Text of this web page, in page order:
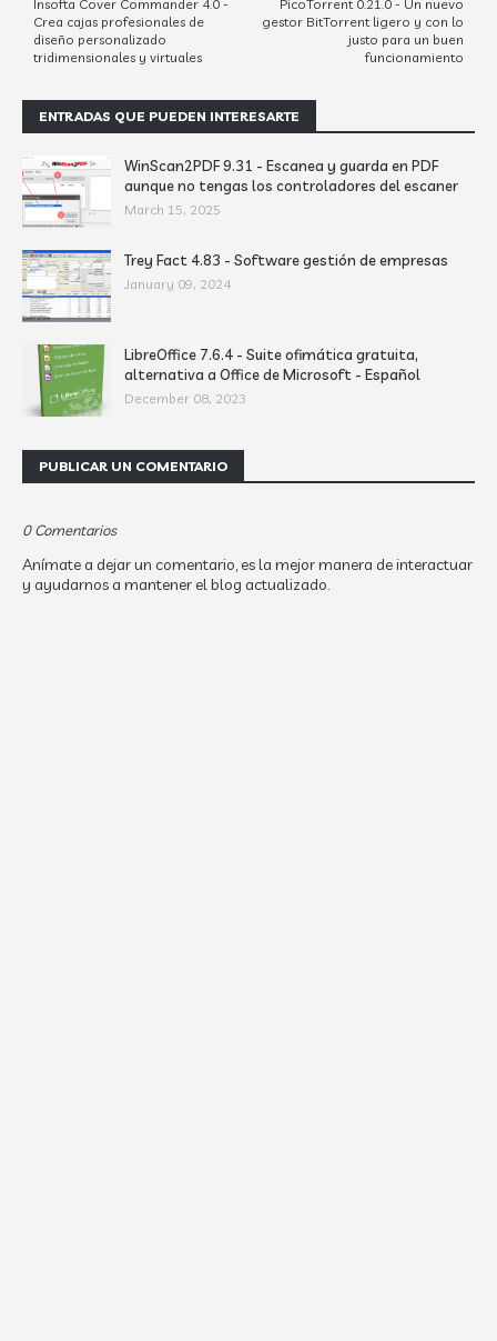
PicoTorrent 0.21.0 - Un nuevo
gestor BitTorrent ligero y con lo
justo para un buen
funcionamiento
Insofta Cover Commander 4.0 -
Crea cajas profesionales de
diseño personalizado
tridimensionales y virtuales
ENTRADAS QUE PUEDEN INTERESARTE
WinScan2PDF 9.31 - Escanea y guarda en PDF
aunque no tengas los controladores del escaner
March 15, 2025
Trey Fact 4.83 - Software gestión de empresas
January 09, 2024
LibreOffice 7.6.4 - Suite ofimática gratuita,
alternativa a Office de Microsoft - Español
December 08, 2023
PUBLICAR UN COMENTARIO
0 Comentarios
Anímate a dejar un comentario, es la mejor manera de interactuar
y ayudarnos a mantener el blog actualizado.